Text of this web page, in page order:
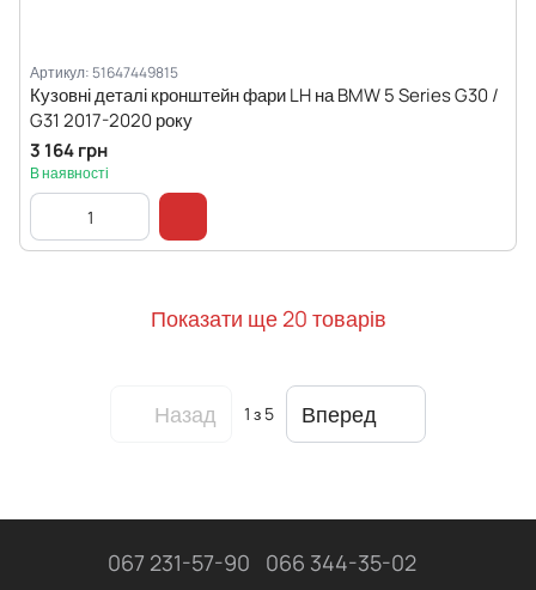
Артикул: 51647449815
Кузовні деталі кронштейн фари LH на BMW 5 Series G30 /
G31 2017-2020 року
3 164 грн
В наявності
Показати ще 20 товарів
Назад 1 з 5 Вперед
067 231-57-90 066 344-35-02